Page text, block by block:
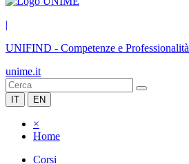
|
UNIFIND - Competenze e Professionalità
unime.it
IT EN
×
Home
Corsi